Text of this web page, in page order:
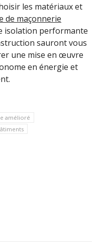
les matériaux et
de maçonnerie
isolation performante
sauront vous
une mise en œuvre
en énergie et
amélioré